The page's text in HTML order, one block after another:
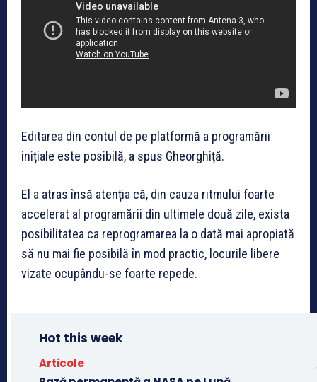
Editarea din contul de pe platformă a programării
inițiale este posibilă, a spus Gheorghiță.
El a atras însă atenția că, din cauza ritmului foarte
accelerat al programării din ultimele două zile, exista
posibilitatea ca reprogramarea la o dată mai apropiată
să nu mai fie posibilă în mod practic, locurile libere
vizate ocupându-se foarte repede.
Hot this week
Articole